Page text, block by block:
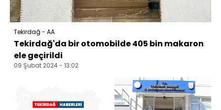
Tekirdağ - AA
Tekirdağ'da bir otomobilde 405 bin makaron
ele geçirildi
09 Şubat 2024 - 13:02